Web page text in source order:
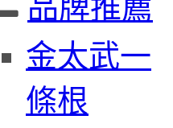
品牌推薦
金太武一
條根